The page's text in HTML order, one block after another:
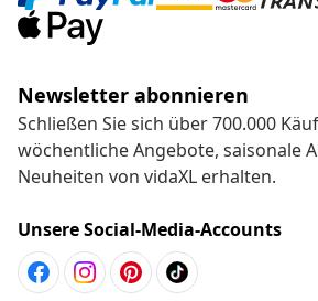
Newsletter abonnieren
Schließen Sie sich über 700.000
wöchentliche Angebote, saisonale
Neuheiten von vidaXL erhalten.
Unsere Social-Media-Accounts